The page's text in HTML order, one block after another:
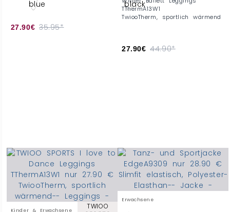
27.90€ 35.95*
TThermA13W1
TwiooTherm, sportlich wärmend
27.90€ 44.90*
Kinder & Erwachsene
TWIOO
Erwachsene